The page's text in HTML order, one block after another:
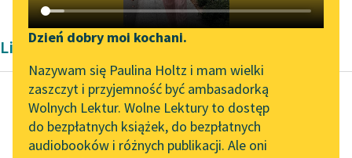
Katalog DAISY
Podkasty o książkach
Zgłoś brak utworu
Aktualności
„Prokurator Alicja Horn”
do słuchania
Byliśmy częścią AI Impact
Narzędzia
Mapa Wolnych Lektur
Leśmianator
Dzień dobry moi kochani.
Nazywam się Paulina Holtz i mam wielki
zaszczyt i przyjemność być ambasadorką
Wolnych Lektur. Wolne Lektury to dostęp
do bezpłatnych książek, do bezpłatnych
audiobooków i różnych publikacji. Ale oni
Liryka Konstantego Ildefonsa Gałczyńskiego
Konstanty Ildefons
Gałczyński